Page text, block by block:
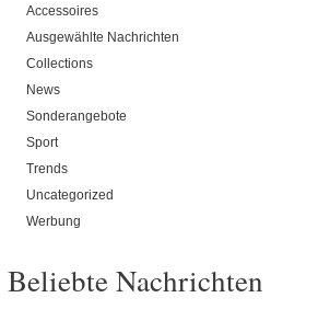
Accessoires
Ausgewählte Nachrichten
Collections
News
Sonderangebote
Sport
Trends
Uncategorized
Werbung
Beliebte Nachrichten